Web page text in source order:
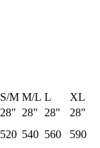
S/M M/L L
XL
28" 28" 28"
28"
520 540 560
590